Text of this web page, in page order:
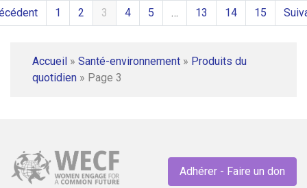
1 2 3 4 5 … 13 14 15
Accueil » Santé-environnement » Produits du
quotidien » Page 3
Adhérer - Faire un don